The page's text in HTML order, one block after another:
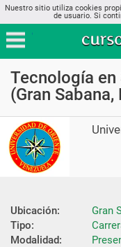
Nuestro sitio utiliza cookies
de usuario. Si
Tecnología
(Gran Sabana,
Ubicación:
Gran
Tipo:
Modalidad: